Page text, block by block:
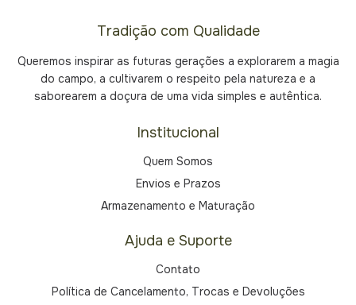
Tradição com Qualidade
Queremos inspirar as futuras gerações a explorarem a magia
do campo, a cultivarem o respeito pela natureza e a
saborearem a doçura de uma vida simples e autêntica.
Institucional
Quem Somos
Envios e Prazos
Armazenamento e Maturação
Ajuda e Suporte
Contato
Política de Cancelamento, Trocas e Devoluções